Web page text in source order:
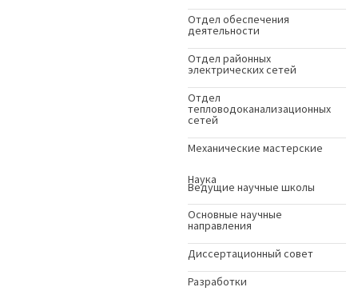
Отдел обеспечения
деятельности
Отдел районных
электрических сетей
Отдел
тепловодоканализационных
сетей
Механические мастерские
Наука
Ведущие научные школы
Основные научные
направления
Диссертационный совет
Разработки